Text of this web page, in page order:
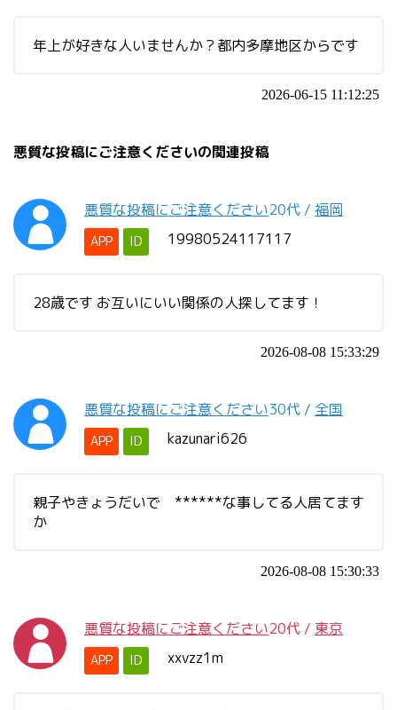
年上が好きな人いませんか？都内多摩地区からです
2026-06-15 11:12:25
悪質な投稿にご注意くださいの関連投稿
悪質な投稿にご注意ください20代 / 福岡
APP ID 19980524117117
28歳です お互いにいい関係の人探してます！
2026-08-08 15:33:29
悪質な投稿にご注意ください30代 / 全国
APP ID kazunari626
親子やきょうだいで ******な事してる人居てます
か
2026-08-08 15:30:33
悪質な投稿にご注意ください20代 / 東京
APP ID xxvzz1m